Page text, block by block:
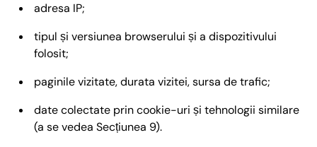
adresa IP;
tipul și versiunea browserului și a dispozitivului
folosit;
paginile vizitate, durata vizitei, sursa de trafic;
date colectate prin cookie-uri și tehnologii similare
(a se vedea Secțiunea 9).